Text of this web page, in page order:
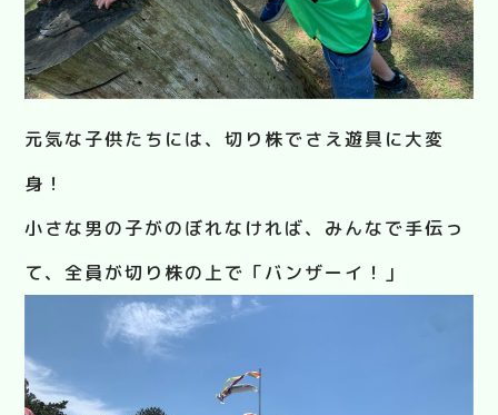
元気な子供たちには、切り株でさえ遊具に大変
身！
小さな男の子がのぼれなければ、みんなで手伝っ
て、全員が切り株の上で「バンザーイ！」